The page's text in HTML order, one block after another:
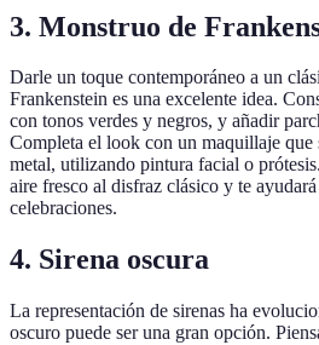
3. Monstruo de
Darle un toque contemporáneo a un
Frankenstein es una excelente idea.
con tonos verdes y negros, y añadir
Completa el look con un maquillaje que
metal, utilizando pintura facial o
aire fresco al disfraz clásico y te ayudará
celebraciones.
4. Sirena oscura
La representación de sirenas ha
oscuro puede ser una gran opción.